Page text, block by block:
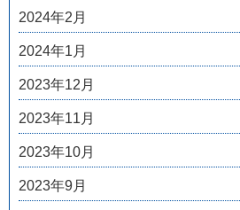
2024年2月
2024年1月
2023年12月
2023年11月
2023年10月
2023年9月